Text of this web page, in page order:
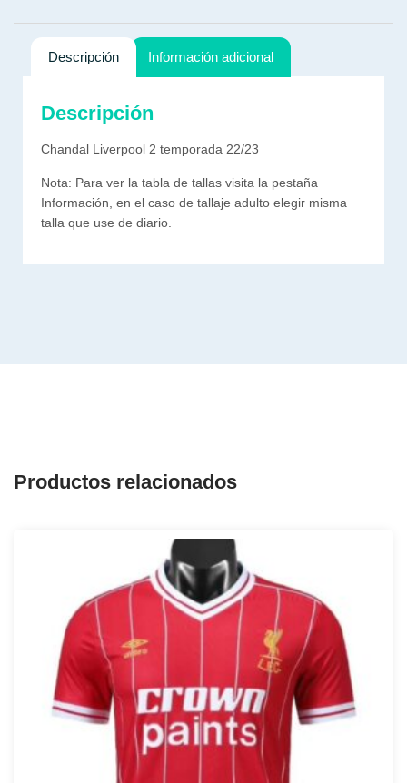
Descripción Información adicional
Descripción
Chandal Liverpool 2 temporada 22/23
Nota: Para ver la tabla de tallas visita la pestaña
Información, en el caso de tallaje adulto elegir misma
talla que use de diario.
Productos relacionados